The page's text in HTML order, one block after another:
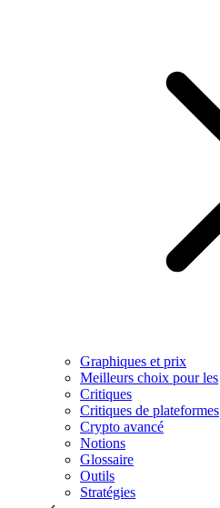
Graphiques et prix
Meilleurs choix pour les
Critiques
Critiques de plateformes
Crypto avancé
Notions
Glossaire
Outils
Stratégies